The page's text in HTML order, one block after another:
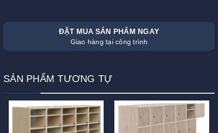
ĐẶT MUA SẢN PHẨM NGAY
Giao hàng tại công trình
SẢN PHẨM TƯƠNG TỰ